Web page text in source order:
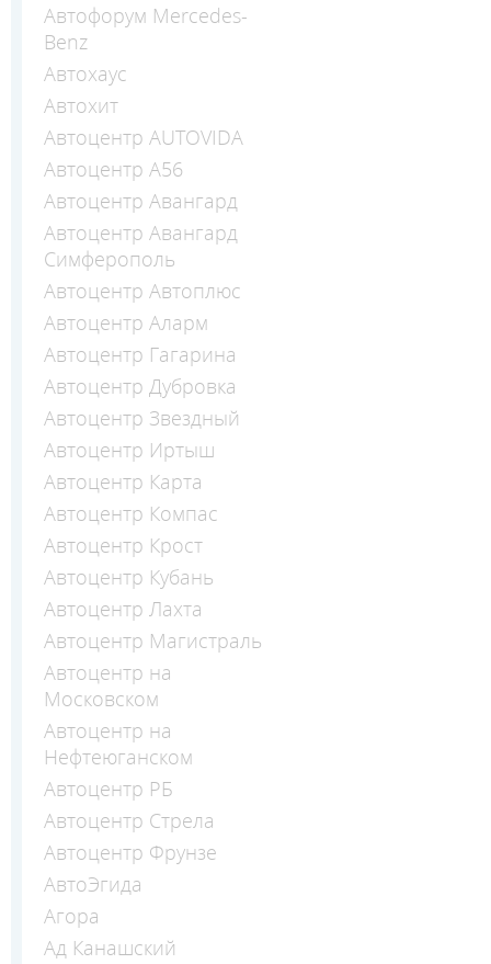
Автофорум Mercedes-
Benz
Автохаус
Автохит
Автоцентр AUTOVIDA
Автоцентр А56
Автоцентр Авангард
Автоцентр Авангард
Симферополь
Автоцентр Автоплюс
Автоцентр Аларм
Автоцентр Гагарина
Автоцентр Дубровка
Автоцентр Звездный
Автоцентр Иртыш
Автоцентр Карта
Автоцентр Компас
Автоцентр Крост
Автоцентр Кубань
Автоцентр Лахта
Автоцентр Магистраль
Автоцентр на
Московском
Автоцентр на
Нефтеюганском
Автоцентр РБ
Автоцентр Стрела
Автоцентр Фрунзе
АвтоЭгида
Агора
Ад Канашский